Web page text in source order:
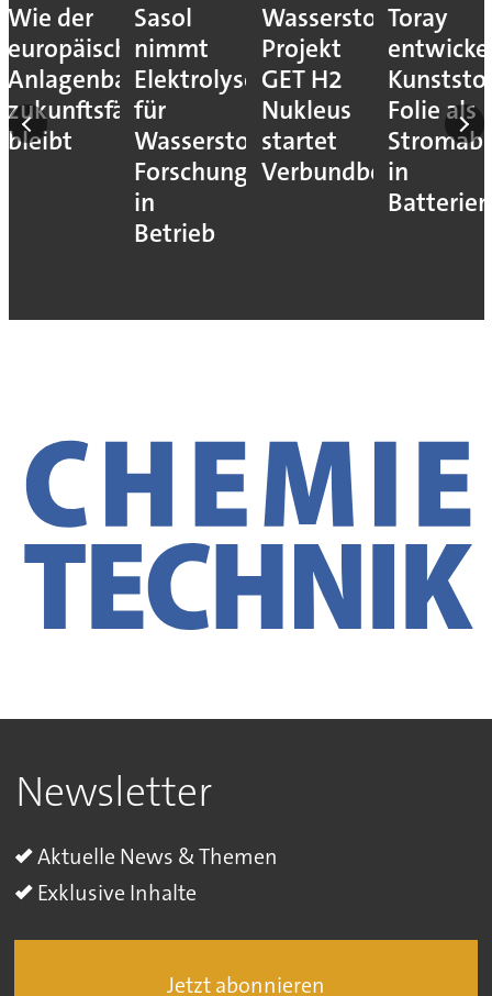
Wie der
europäische
Anlagenbau
zukunftsfähig
bleibt
Sasol
nimmt
Elektrolyseur
für
Wasserstoff-
Forschung
in
Betrieb
Wasserstoff-
Projekt
GET H2
Nukleus
startet
Verbundbetrieb
Toray
Folie als
in
Batterien
Newsletter
Aktuelle News & Themen
Exklusive Inhalte
Jetzt abonnieren